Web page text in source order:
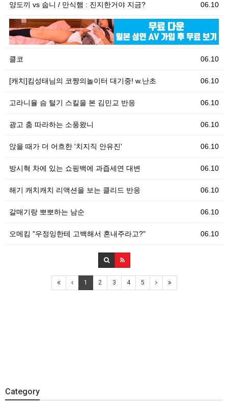
06.10
양도끼 vs 숩니 / 만식햄 : 진지한거야 지금?
06.10
클코
06.10
[캐치]킴성태님의 코쨩의놀이터 대기중! w.난초
06.10
고라니율 슴 털기 스킬을 본 김민교 반응
06.10
광고 춤 따라하는 소풍왔니
06.10
앉을 때가 더 어흐한 '치지직 안유진'
06.10
방시혁 차에 있는 쇼핑백에 과즙세연 대변
06.10
해기 캐치캐치 리액션을 보는 클리드 반응
06.10
갈매기랑 뽀뽀하는 남순
06.10
오메킴 "우정잉한테 고백해서 혼내주라고?"
1 2 3 4 5
Category